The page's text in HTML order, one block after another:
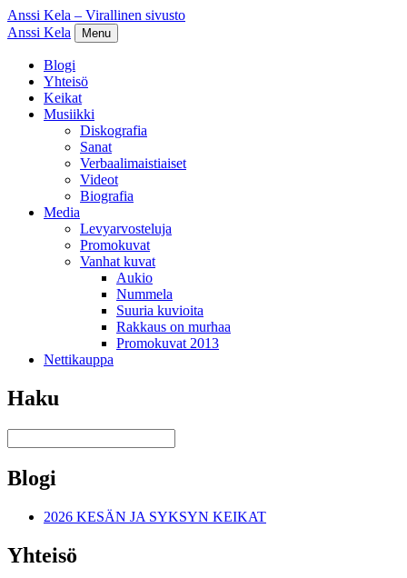
Anssi Kela – Virallinen sivusto
Anssi Kela
Menu
Blogi
Yhteisö
Keikat
Musiikki
Diskografia
Sanat
Verbaalimaistiaiset
Videot
Biografia
Media
Levyarvosteluja
Promokuvat
Vanhat kuvat
Aukio
Nummela
Suuria kuvioita
Rakkaus on murhaa
Promokuvat 2013
Nettikauppa
Haku
Blogi
2026 KESÄN JA SYKSYN KEIKAT
Yhteisö